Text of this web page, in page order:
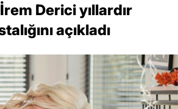
Derici yıllardır
açıkladı